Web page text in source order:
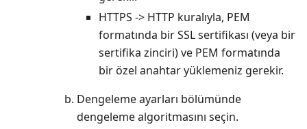
HTTPS -> HTTP kuralıyla, PEM
formatında bir SSL sertifikası (veya bir
sertifika zinciri) ve PEM formatında
bir özel anahtar yüklemeniz gerekir.
Dengeleme ayarları bölümünde
dengeleme algoritmasını seçin.